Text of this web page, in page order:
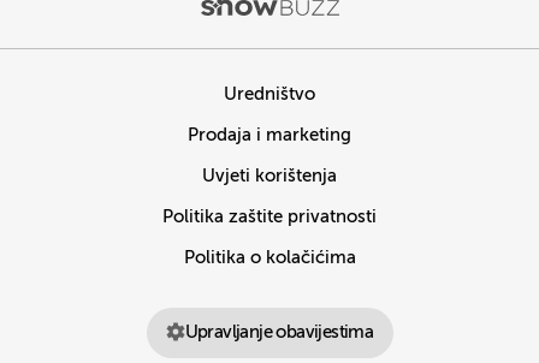
Uredništvo
Prodaja i marketing
Uvjeti korištenja
Politika zaštite privatnosti
Politika o kolačićima
Upravljanje obavijestima